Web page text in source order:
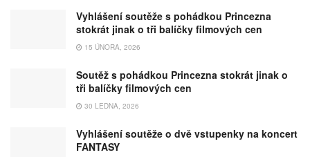
Vyhlášení soutěže s pohádkou Princezna
stokrát jinak o tři balíčky filmových cen
15 ÚNORA, 2026
Soutěž s pohádkou Princezna stokrát jinak o
tři balíčky filmových cen
30 LEDNA, 2026
Vyhlášení soutěže o dvě vstupenky na koncert
FANTASY